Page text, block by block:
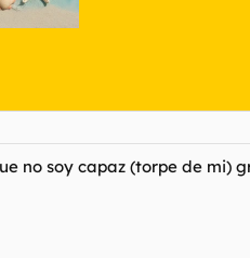
no soy capaz (torpe de mi)